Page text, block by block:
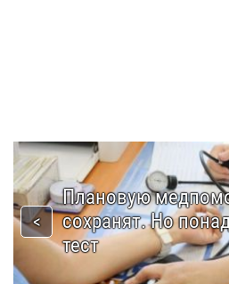
Плановую
сохранят. Но
тест